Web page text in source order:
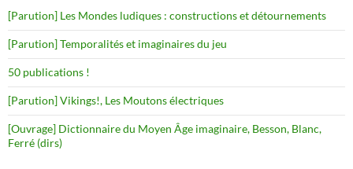
[Parution] Les Mondes ludiques : constructions et détournements
[Parution] Temporalités et imaginaires du jeu
50 publications !
[Parution] Vikings!, Les Moutons électriques
[Ouvrage] Dictionnaire du Moyen Âge imaginaire, Besson, Blanc,
Ferré (dirs)